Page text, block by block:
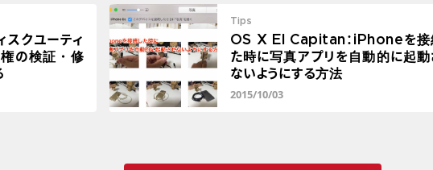
クユーティ
権の検証・修
Tips
OS X El Capitan：iPhoneを接
た時に写真アプリを自動的に起動
ないようにする方法
2015/10/03